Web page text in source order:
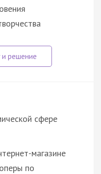
сфере
магазине
по